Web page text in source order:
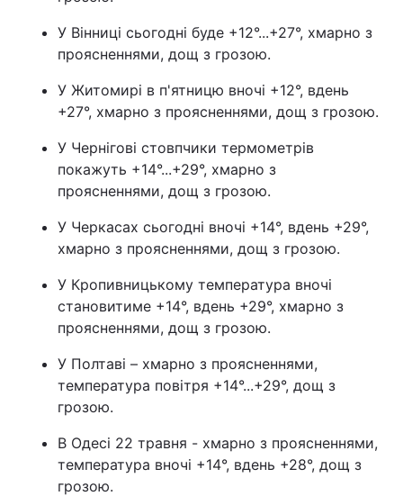
У Вінниці сьогодні буде +12°...+27°, хмарно з
проясненнями, дощ з грозою.
У Житомирі в п'ятницю вночі +12°, вдень
+27°, хмарно з проясненнями, дощ з грозою.
У Чернігові стовпчики термометрів
покажуть +14°...+29°, хмарно з
проясненнями, дощ з грозою.
У Черкасах сьогодні вночі +14°, вдень +29°,
хмарно з проясненнями, дощ з грозою.
У Кропивницькому температура вночі
становитиме +14°, вдень +29°, хмарно з
проясненнями, дощ з грозою.
У Полтаві – хмарно з проясненнями,
температура повітря +14°...+29°, дощ з
грозою.
В Одесі 22 травня - хмарно з проясненнями,
температура вночі +14°, вдень +28°, дощ з
грозою.